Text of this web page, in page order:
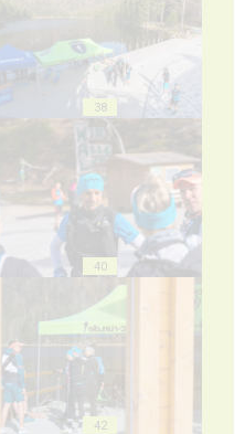
38
40
42